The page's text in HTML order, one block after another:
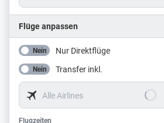
Flüge anpassen
Nein Nur Direktflüge
Nein Transfer inkl.
Alle Airlines
Flugzeiten
Flugzeiten